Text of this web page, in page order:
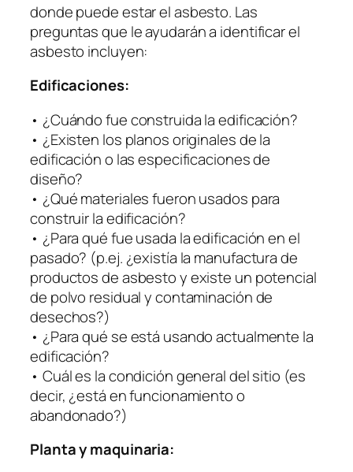
donde puede estar el asbesto. Las
preguntas que le ayudarán a identificar el
asbesto incluyen:
Edificaciones:
• ¿Cuándo fue construida la edificación?
• ¿Existen los planos originales de la
edificación o las especificaciones de
diseño?
• ¿Qué materiales fueron usados para
construir la edificación?
• ¿Para qué fue usada la edificación en el
pasado? (p.ej. ¿existía la manufactura de
productos de asbesto y existe un potencial
de polvo residual y contaminación de
desechos?)
• ¿Para qué se está usando actualmente la
edificación?
• Cuál es la condición general del sitio (es
decir, ¿está en funcionamiento o
abandonado?)
Planta y maquinaria: